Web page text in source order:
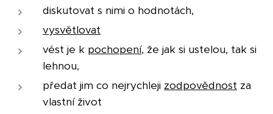
diskutovat s nimi o hodnotách,
vysvětlovat
vést je k pochopení, že jak si ustelou, tak si
lehnou,
předat jim co nejrychleji zodpovědnost za
vlastní život